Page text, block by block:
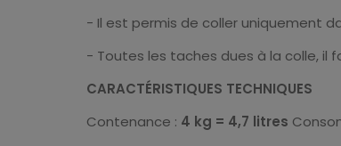
- Il est permis de coller uniquement
- Toutes les taches dues à la colle, il
CARACTÉRISTIQUES TECHNIQUES
Contenance : 4 kg = 4,7 litres